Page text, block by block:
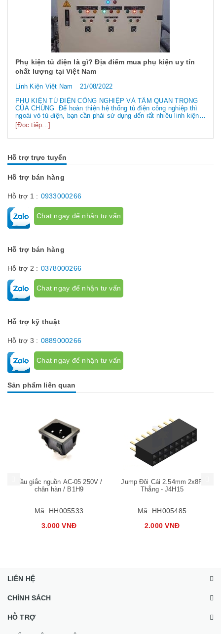
Phụ kiện tủ điện là gì? Địa điểm mua phụ kiện uy tín
chất lượng tại Việt Nam
Linh Kiện Việt Nam
21/08/2022
PHỤ KIỆN TỦ ĐIỆN CÔNG NGHIỆP VÀ TẦM QUAN TRỌNG
CỦA CHÚNG Để hoàn thiện hệ thống tủ điện công nghiệp thì
ngoài vỏ tủ điện, bạn cần phải sử dụng đến rất nhiều linh kiện
tủ điện công nghiệp khác nhau. Vậy các loại phụ kiện tủ điện
công nghiệp bao gồm những gì? Chúng có tác dụng như thế
nào hãy...
[Đọc tiếp...]
Hỗ trợ trực tuyến
Hỗ trợ bán hàng
Hỗ trợ 1 : 0933000266
Chat ngay để nhận tư vấn
Hỗ trợ bán hàng
Hỗ trợ 2 : 0378000266
Chat ngay để nhận tư vấn
Hỗ trợ kỹ thuật
Hỗ trợ 3 : 0889000266
Chat ngay để nhận tư vấn
Sản phẩm liên quan
Đầu giắc nguồn AC-05 250V /
chân hàn / B1H9
Mã: HH005533
3.000 VNĐ
Jump Đôi Cái 2.54mm 2x8P
Thẳng - J4H15
Mã: HH005485
2.000 VNĐ
Mua hàng
LIÊN HỆ
CHÍNH SÁCH
HỖ TRỢ